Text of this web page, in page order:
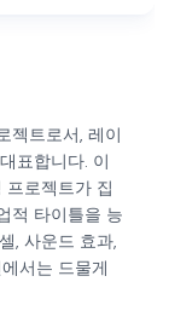
젝트로서, 레이
표합니다. 이
프로젝트가 집
적 타이틀을 능
, 사운드 효과,
서는 드물게